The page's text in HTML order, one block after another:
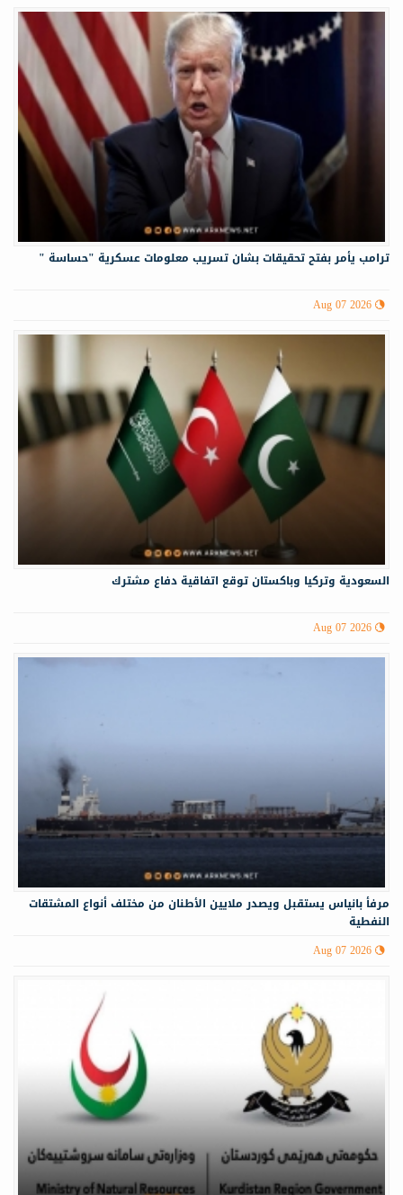
ترامب يأمر بفتح تحقيقات بشان تسريب معلومات عسكرية "حساسة "
Aug 07 2026
السعودية وتركيا وباكستان توقع اتفاقية دفاع مشترك
Aug 07 2026
مرفأ بانياس يستقبل ويصدر ملايين الأطنان من مختلف أنواع المشتقات
النفطية
Aug 07 2026